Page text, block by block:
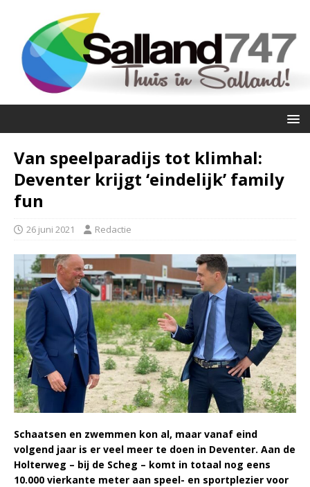
Van speelparadijs tot klimhal:
Deventer krijgt ‘eindelijk’ family
fun
26 juni 2021 Redactie
Schaatsen en zwemmen kon al, maar vanaf eind
volgend jaar is er veel meer te doen in Deventer. Aan de
Holterweg – bij de Scheg – komt in totaal nog eens
10.000 vierkante meter aan speel- en sportplezier voor